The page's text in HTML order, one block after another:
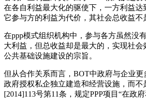
在各自利益最大化的驱使下，一方利益达
它参与方的利益为代价，其社会总收益不
在ppp模式组织机构中，参与各方虽然没
大利益，但总收益却是最大的，实现社会
公共基础设施建设的宗旨。
但从合作关系而言，BOT中政府与企业更
政府授权私企独立建造和经营设施，而不
[2014]113号第11条，规定PPP项目“在政